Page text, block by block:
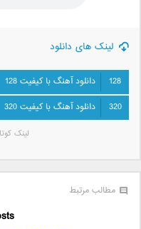
لینک های دانلود
128
دانلود آهنگ با کیفیت 128
320
دانلود آهنگ با کیفیت 320
لینک
مطالب مرتبط